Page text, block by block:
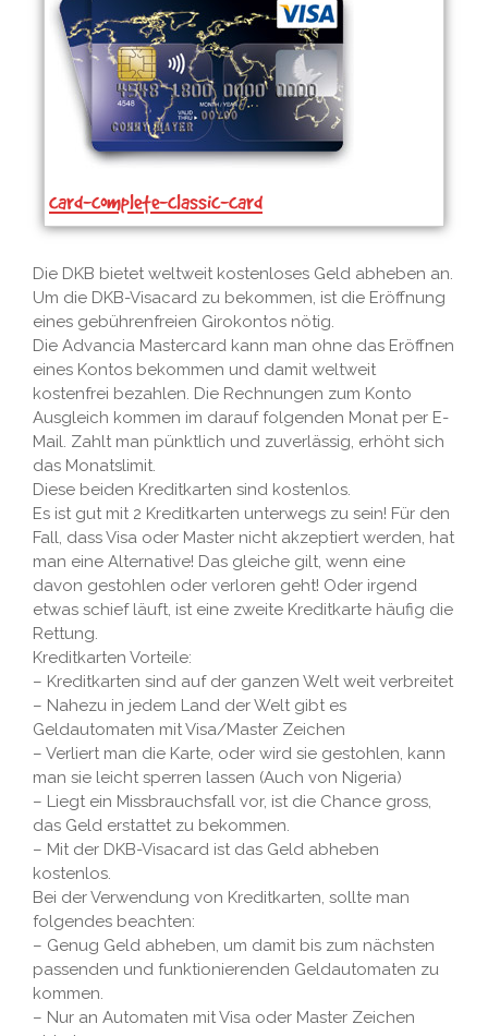
card-complete-classic-card
Die DKB bietet weltweit kostenloses Geld abheben an.
Um die DKB-Visacard zu bekommen, ist die Eröffnung
eines gebührenfreien Girokontos nötig.
Die Advancia Mastercard kann man ohne das Eröffnen
eines Kontos bekommen und damit weltweit
kostenfrei bezahlen. Die Rechnungen zum Konto
Ausgleich kommen im darauf folgenden Monat per E-
Mail. Zahlt man pünktlich und zuverlässig, erhöht sich
das Monatslimit.
Diese beiden Kreditkarten sind kostenlos.
Es ist gut mit 2 Kreditkarten unterwegs zu sein! Für den
Fall, dass Visa oder Master nicht akzeptiert werden, hat
man eine Alternative! Das gleiche gilt, wenn eine
davon gestohlen oder verloren geht! Oder irgend
etwas schief läuft, ist eine zweite Kreditkarte häufig die
Rettung.
Kreditkarten Vorteile:
– Kreditkarten sind auf der ganzen Welt weit verbreitet
– Nahezu in jedem Land der Welt gibt es
Geldautomaten mit Visa/Master Zeichen
– Verliert man die Karte, oder wird sie gestohlen, kann
man sie leicht sperren lassen (Auch von Nigeria)
– Liegt ein Missbrauchsfall vor, ist die Chance gross,
das Geld erstattet zu bekommen.
– Mit der DKB-Visacard ist das Geld abheben
kostenlos.
Bei der Verwendung von Kreditkarten, sollte man
folgendes beachten:
– Genug Geld abheben, um damit bis zum nächsten
passenden und funktionierenden Geldautomaten zu
kommen.
– Nur an Automaten mit Visa oder Master Zeichen